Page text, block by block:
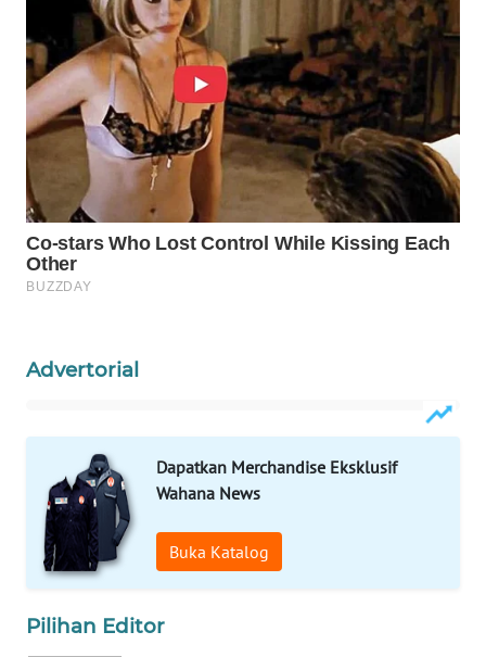
Advertorial
Dapatkan Merchandise Eksklusif
Wahana News
Buka Katalog
Pilihan Editor
WAHANA
TANI
WAHANA
ADVOKAT
WAHANA
INFRASTRUKTUR
WAHANA
WAHANA
TRAVEL
WAHANA
TV
ID